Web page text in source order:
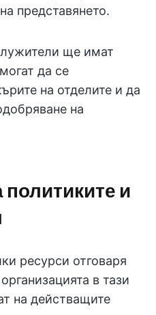
представянето.
ще имат
да се
на отделите и да
на
и
ресурси отговаря
в тази
на действащите